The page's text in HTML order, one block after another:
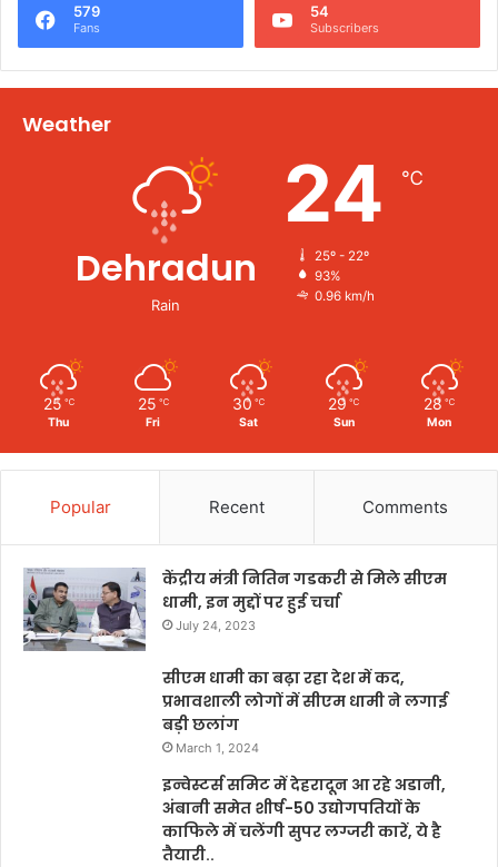
579
Fans
54
Subscribers
Weather
Dehradun
Rain
24 ℃
25º - 22º
93%
0.96 km/h
25 ℃
Thu
25 ℃
Fri
30 ℃
Sat
29 ℃
Sun
28 ℃
Mon
Popular Recent Comments
केंद्रीय मंत्री नितिन गडकरी से मिले सीएम
धामी, इन मुद्दों पर हुई चर्चा
July 24, 2023
सीएम धामी का बढ़ा रहा देश में कद,
प्रभावशाली लोगों में सीएम धामी ने लगाई
बड़ी छलांग
March 1, 2024
इन्वेस्टर्स समिट में देहरादून आ रहे अडानी,
अंबानी समेत शीर्ष-50 उद्योगपतियों के
काफिले में चलेंगी सुपर लग्जरी कारें, ये है
तैयारी..